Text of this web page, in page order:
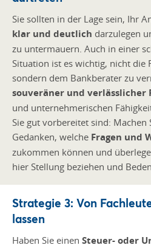
Sie sollten in der Lage sein, Ihr
klar und deutlich darzulegen
zu untermauern. Auch in einer
Situation ist es wichtig, nicht die
sondern dem Bankberater zu
souveräner und verlässlicher
und unternehmerischen
Sie gut vorbereitet sind: Machen
Gedanken, welche Fragen und
zukommen können und
hier Stellung beziehen und
Strategie 3: Von
lassen
Haben Sie einen Steuer- oder